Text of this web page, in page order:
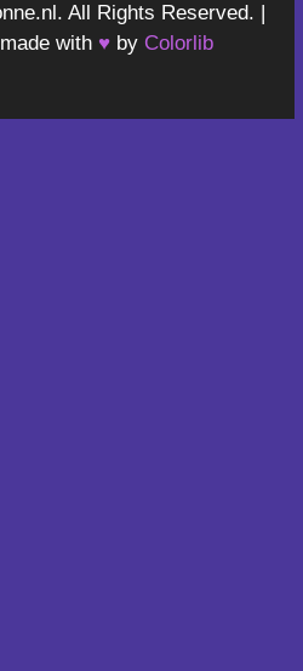
All Rights Reserved. |
with ♥by Colorlib